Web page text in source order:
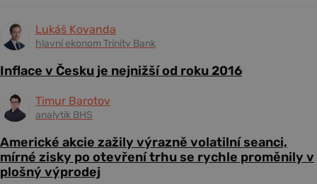
Lukáš Kovanda
hlavní ekonom Trinity Bank
Inflace v Česku je nejnižší od roku 2016
Timur Barotov
analytik BHS
Americké akcie zažily výrazně volatilní seanci,
mírné zisky po otevření trhu se rychle proměnily v
plošný výprodej